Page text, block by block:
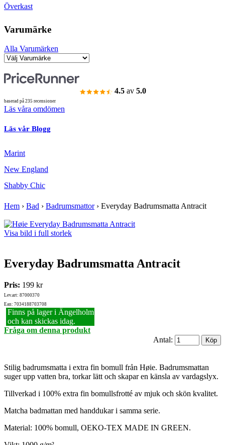
Överkast
Varumärke
Alla Varumärken
4.5 av 5.0
baserad på 235 recensioner
Läs våra omdömen
Läs vår Blogg
Marint
New England
Shabby Chic
Hem › Bad › Badrumsmattor› Everyday Badrumsmatta Antracit
Visa bild i full storlek
Everyday Badrumsmatta Antracit
Pris: 199 kr
Lev.art: 87000370
Ean: 7034188703708
Finns på lager i Ängelholm
och kan skickas idag.
Fråga om denna produkt
Antal:
Stilig badrumsmatta i extra fin bomull från Høie. Badrumsmattan
suger upp vatten bra, torkar lätt och skapar en känsla av vardagslyx.
Tillverkad i 100% extra fin bomullsfrotté av mjuk och skön kvalitet.
Matcha badmattan med handdukar i samma serie.
Material: 100% bomull, OEKO-TEX MADE IN GREEN.